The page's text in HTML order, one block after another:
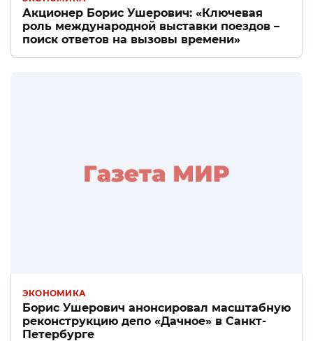
Акционер Борис Ушерович: «Ключевая
роль международной выставки поездов –
поиск ответов на вызовы времени»
ЭКОНОМИКА
Борис Ушерович анонсировал масштабную
реконструкцию депо «Дачное» в Санкт-
Петербурге